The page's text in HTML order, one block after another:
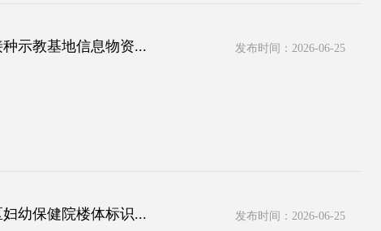
示教基地信息物资... 发布时间：2026-06-25
幼保健院楼体标识... 发布时间：2026-06-25